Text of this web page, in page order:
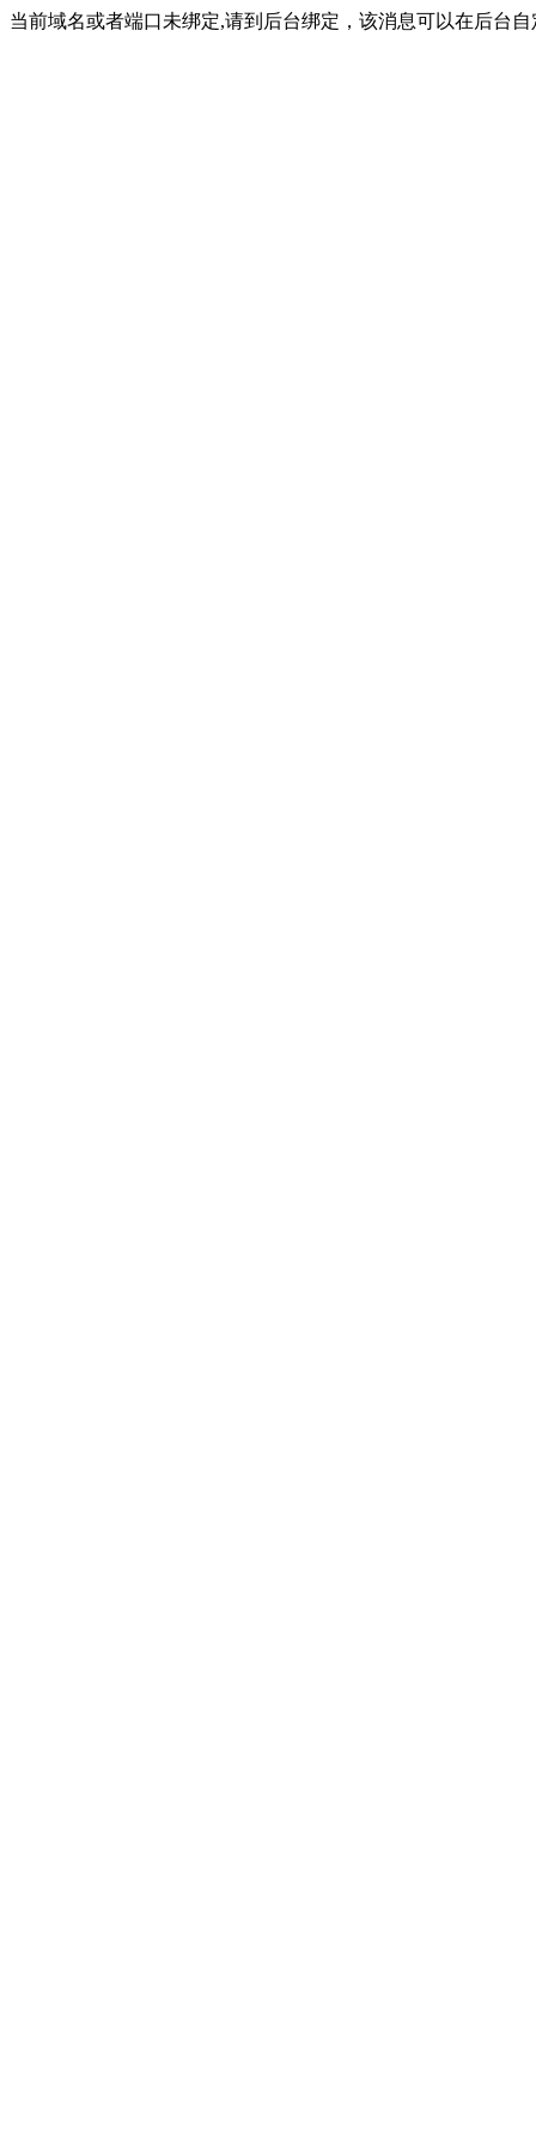
当前域名或者端口未绑定,请到后台绑定，该消息可以在后台自